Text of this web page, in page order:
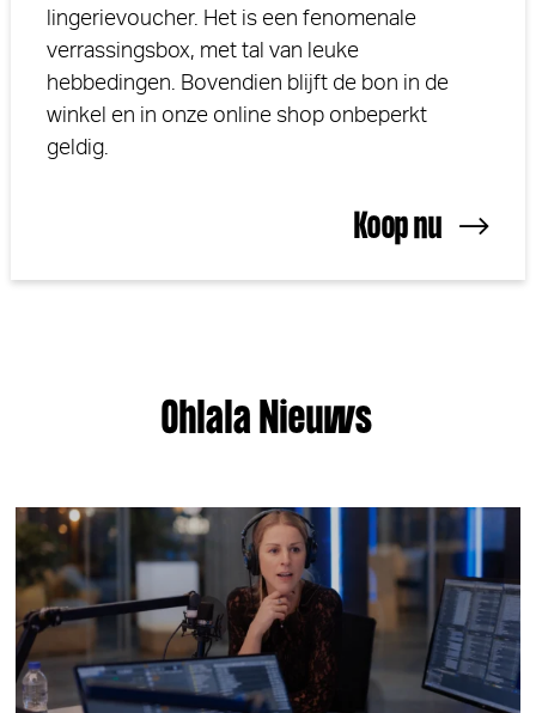
lingerievoucher. Het is een fenomenale
verrassingsbox, met tal van leuke
hebbedingen. Bovendien blijft de bon in de
winkel en in onze online shop onbeperkt
geldig.
Koop nu
Ohlala Nieuws